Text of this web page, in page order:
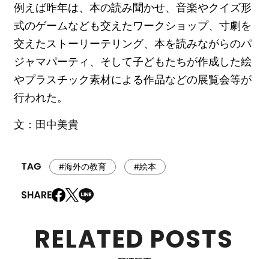
例えば昨年は、本の読み聞かせ、音楽やクイズ形
式のゲームなども交えたワークショップ、寸劇を
交えたストーリーテリング、本を読みながらのパ
ジャマパーティ、そして子どもたちが作成した絵
やプラスチック素材による作品などの展覧会等が
行われた。
文：田中美貴
#海外の教育 #絵本
RELATED POSTS